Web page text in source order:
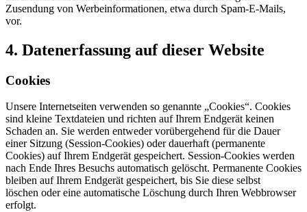
Zusendung von Werbeinformationen, etwa durch Spam-E-Mails,
vor.
4. Datenerfassung auf dieser Website
Cookies
Unsere Internetseiten verwenden so genannte „Cookies“. Cookies
sind kleine Textdateien und richten auf Ihrem Endgerät keinen
Schaden an. Sie werden entweder vorübergehend für die Dauer
einer Sitzung (Session-Cookies) oder dauerhaft (permanente
Cookies) auf Ihrem Endgerät gespeichert. Session-Cookies werden
nach Ende Ihres Besuchs automatisch gelöscht. Permanente Cookies
bleiben auf Ihrem Endgerät gespeichert, bis Sie diese selbst
löschen oder eine automatische Löschung durch Ihren Webbrowser
erfolgt.